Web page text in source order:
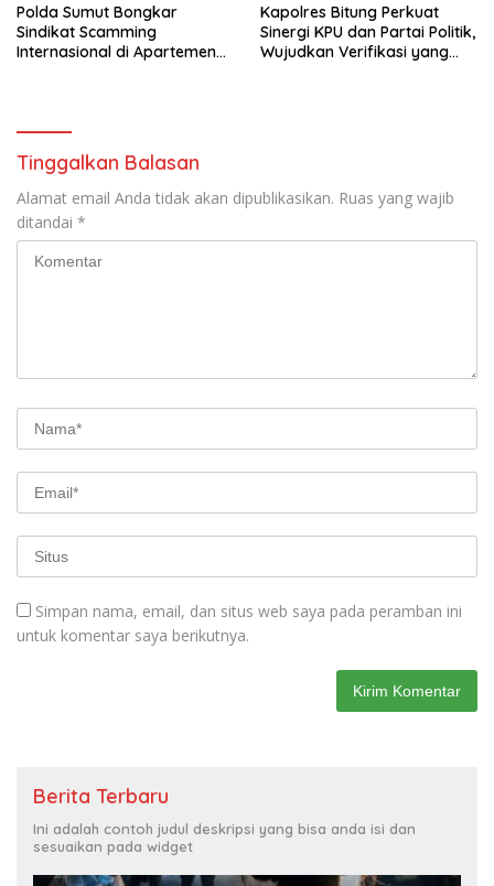
Polda Sumut Bongkar
Sindikat Scamming
Internasional di Apartemen
Kapolres Bitung Perkuat
Sinergi KPU dan Partai Politik,
Wujudkan Verifikasi yang
Tinggalkan Balasan
Alamat email Anda tidak akan dipublikasikan. Ruas yang wajib
ditandai *
Simpan nama, email, dan situs web saya pada peramban ini
untuk komentar saya berikutnya.
Berita Terbaru
Ini adalah contoh judul deskripsi yang bisa anda isi dan
sesuaikan pada widget